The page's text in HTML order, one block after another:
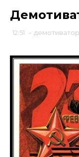
12:51 - демотиватор